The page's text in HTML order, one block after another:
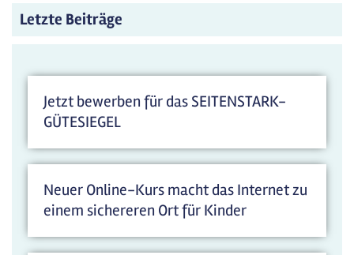
Letzte Beiträge
Jetzt bewerben für das SEITENSTARK-
GÜTESIEGEL
Neuer Online-Kurs macht das Internet zu
einem sichereren Ort für Kinder